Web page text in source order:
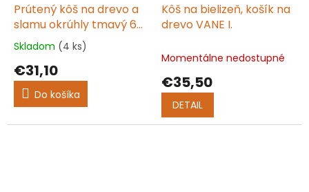
Prútený kôš na drevo a
slamu okrúhly tmavý 60
cm SLAMY III.
Priemerné
produktu
5,0
5
Skladom (4 ks)
€31,10
Do košíka
Kôš na bielizeň, košík na
drevo VANE I.
Momentálne nedostupné
€35,50
DETAIL